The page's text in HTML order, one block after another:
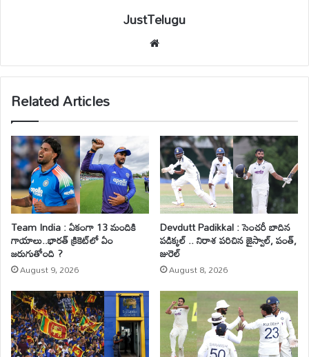
JustTelugu
bsi
te
Related Articles
Team India : ఏకంగా 13 మందికి
గాయాలు..భారత్ క్రికెట్‌లో ఏం
జరుగుతోంది ?
August 9, 2026
Devdutt Padikkal : సెంచరీ బాదిన
పడిక్కల్ .. నిరాశ పరిచిన జైస్వాల్, పంత్,
జురెల్
August 8, 2026